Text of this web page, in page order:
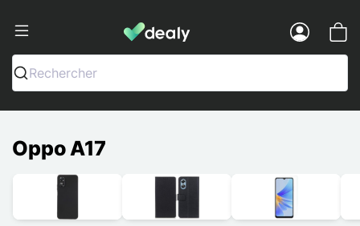
Dealy - Hüllen und Zubehör für
Rechercher
Oppo A17